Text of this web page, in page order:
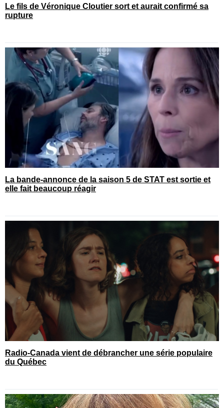
Le fils de Véronique Cloutier sort et aurait confirmé sa
rupture
La bande-annonce de la saison 5 de STAT est sortie et
elle fait beaucoup réagir
Radio-Canada vient de débrancher une série populaire
du Québec